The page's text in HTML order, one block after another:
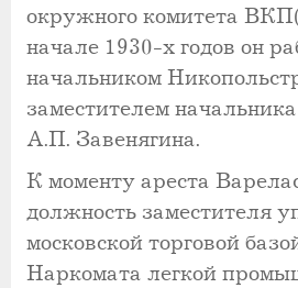
окружного комитета
начале 1930-х годов он
начальником
заместителем
А.П. Завенягина.
К моменту ареста
должность заместителя
московской торговой
Наркомата легкой